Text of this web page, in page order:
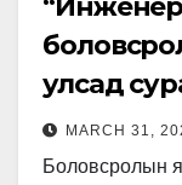
улсад
орондоо
MARCH 31,
Боловсролын